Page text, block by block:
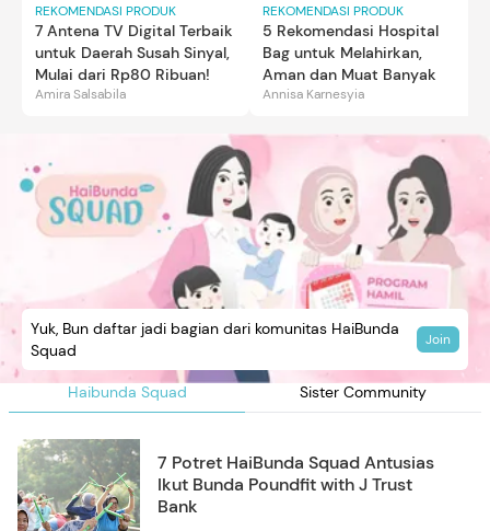
REKOMENDASI PRODUK
7 Antena TV Digital Terbaik
untuk Daerah Susah Sinyal,
Mulai dari Rp80 Ribuan!
Amira Salsabila
REKOMENDASI PRODUK
5 Rekomendasi Hospital
Bag untuk Melahirkan,
Aman dan Muat Banyak
Annisa Karnesyia
Haibunda Squad Sister Community
Yuk, Bun daftar jadi bagian dari komunitas HaiBunda
Squad
Join
7 Potret HaiBunda Squad Antusias
Ikut Bunda Poundfit with J Trust
Bank